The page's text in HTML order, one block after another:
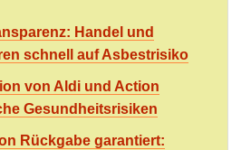
Handel und
schnell auf Asbestrisiko
von Aldi und Action
Gesundheitsrisiken
Rückgabe garantiert: